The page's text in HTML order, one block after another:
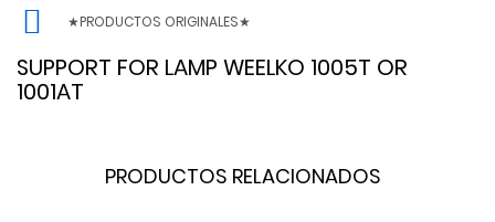
★PRODUCTOS ORIGINALES★
SUPPORT FOR LAMP WEELKO 1005T OR
1001AT
PRODUCTOS RELACIONADOS